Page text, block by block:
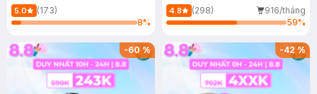
150ml
5.0
(173)
8%
4.8 (298)
916/tháng
59%
-60% -42%